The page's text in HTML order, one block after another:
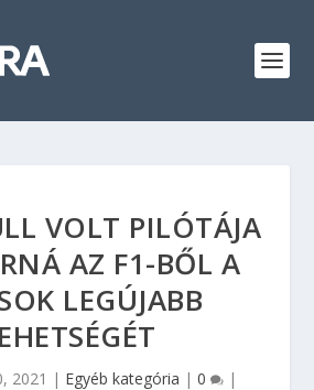
VOLT PILÓTÁJA
AZ F1-BŐL A
LEGÚJABB
2021 | Egyéb kategória | 0 |